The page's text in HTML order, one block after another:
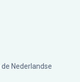
Nederlandse